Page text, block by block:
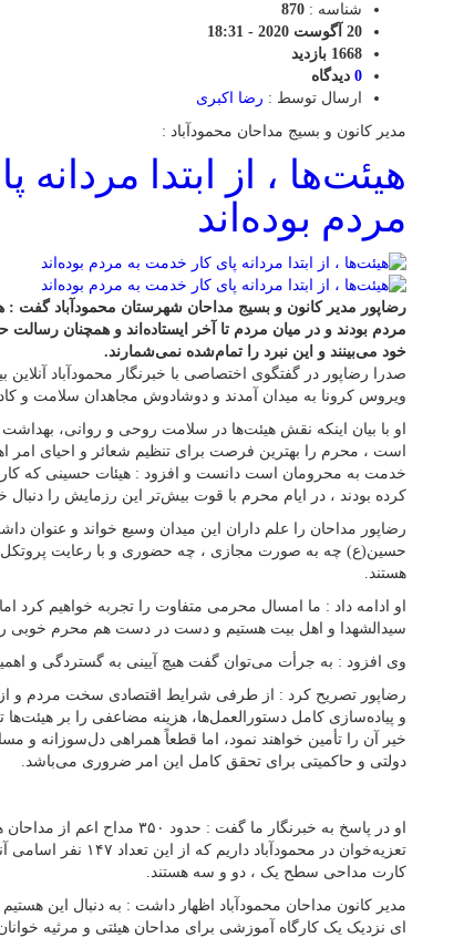
شناسه : 870
20 آگوست 2020 - 18:31
1668 بازدید
0 دیدگاه
ارسال توسط : رضا اکبری
مدیر کانون و بسیج مداحان محمودآباد :
هیئت‌ها ، از ابتدا
مردم بوده‌اند
رضاپور مدیر کانون و بسیج مداحان شهرستان محمودآباد گفت :
مردم بودند و در میان مردم تا آخر ایستاده‌اند و همچنان
خود می‌بینند و این نبرد را تمام‌شده نمی‌شمارند.
صدرا رضاپور در گفتگوی اختصاصی با خبرنگار محمودآباد
ویروس کرونا به میدان آمدند و دوشادوش مجاهدان سلامت و
او با بیان اینکه نقش هیئت‌ها در سلامت روحی و روانی،
است ، محرم را بهترین فرصت برای تنظیم شعائر و احیای امر
خدمت به محرومان است دانست و افزود : هیئات حسینی که
کرده‌ بودند ، در ایام محرم با قوت بیش‌تر این رزمایش را دنبال
رضاپور مداحان را علم داران این میدان وسیع خواند و عنوان
حسین(ع) چه به صورت مجازی ، چه حضوری و با رعایت
هستند.
او ادامه داد : ما امسال محرمی متفاوت را تجربه خواهیم کرد
سیدالشهدا و اهل بیت هستیم و دست در دست هم محرم خوبی
وی افزود : به جرأت می‌توان گفت هیچ آیینی به گستردگی و
رضاپور تصریح کرد : از طرفی شرایط اقتصادی سخت مردم و
و پیاده‌سازی کامل دستورالعمل‌ها، هزینه مضاعفی را بر هیئت‌ها
خیر آن را تأمین خواهند نمود، اما قطعاً همراهی دل‌سوزانه و
دولتی و حاکمیتی برای تحقق کامل این امر ضروری می‌باشد.
او در پاسخ به خبرنگار ما گفت :
تعزیه‌خوان در
کارت مداحی سطح یک ، دو و سه هستند.
مدیر کانون مداحان محمودآباد اظهار داشت : به دنبال این
ای نزدیک یک کارگاه آموزشی برای مداحان هیئتی و مرثیه